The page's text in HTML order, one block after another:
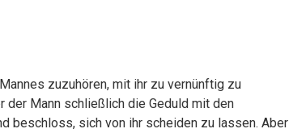
zuzuhören, mit ihr zu vernünftig zu
der Mann schließlich die Geduld mit den
beschloss, sich von ihr scheiden zu lassen. Aber